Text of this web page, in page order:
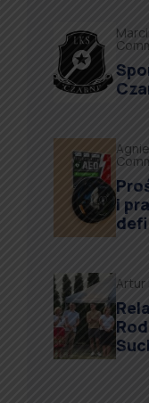
i
Artur